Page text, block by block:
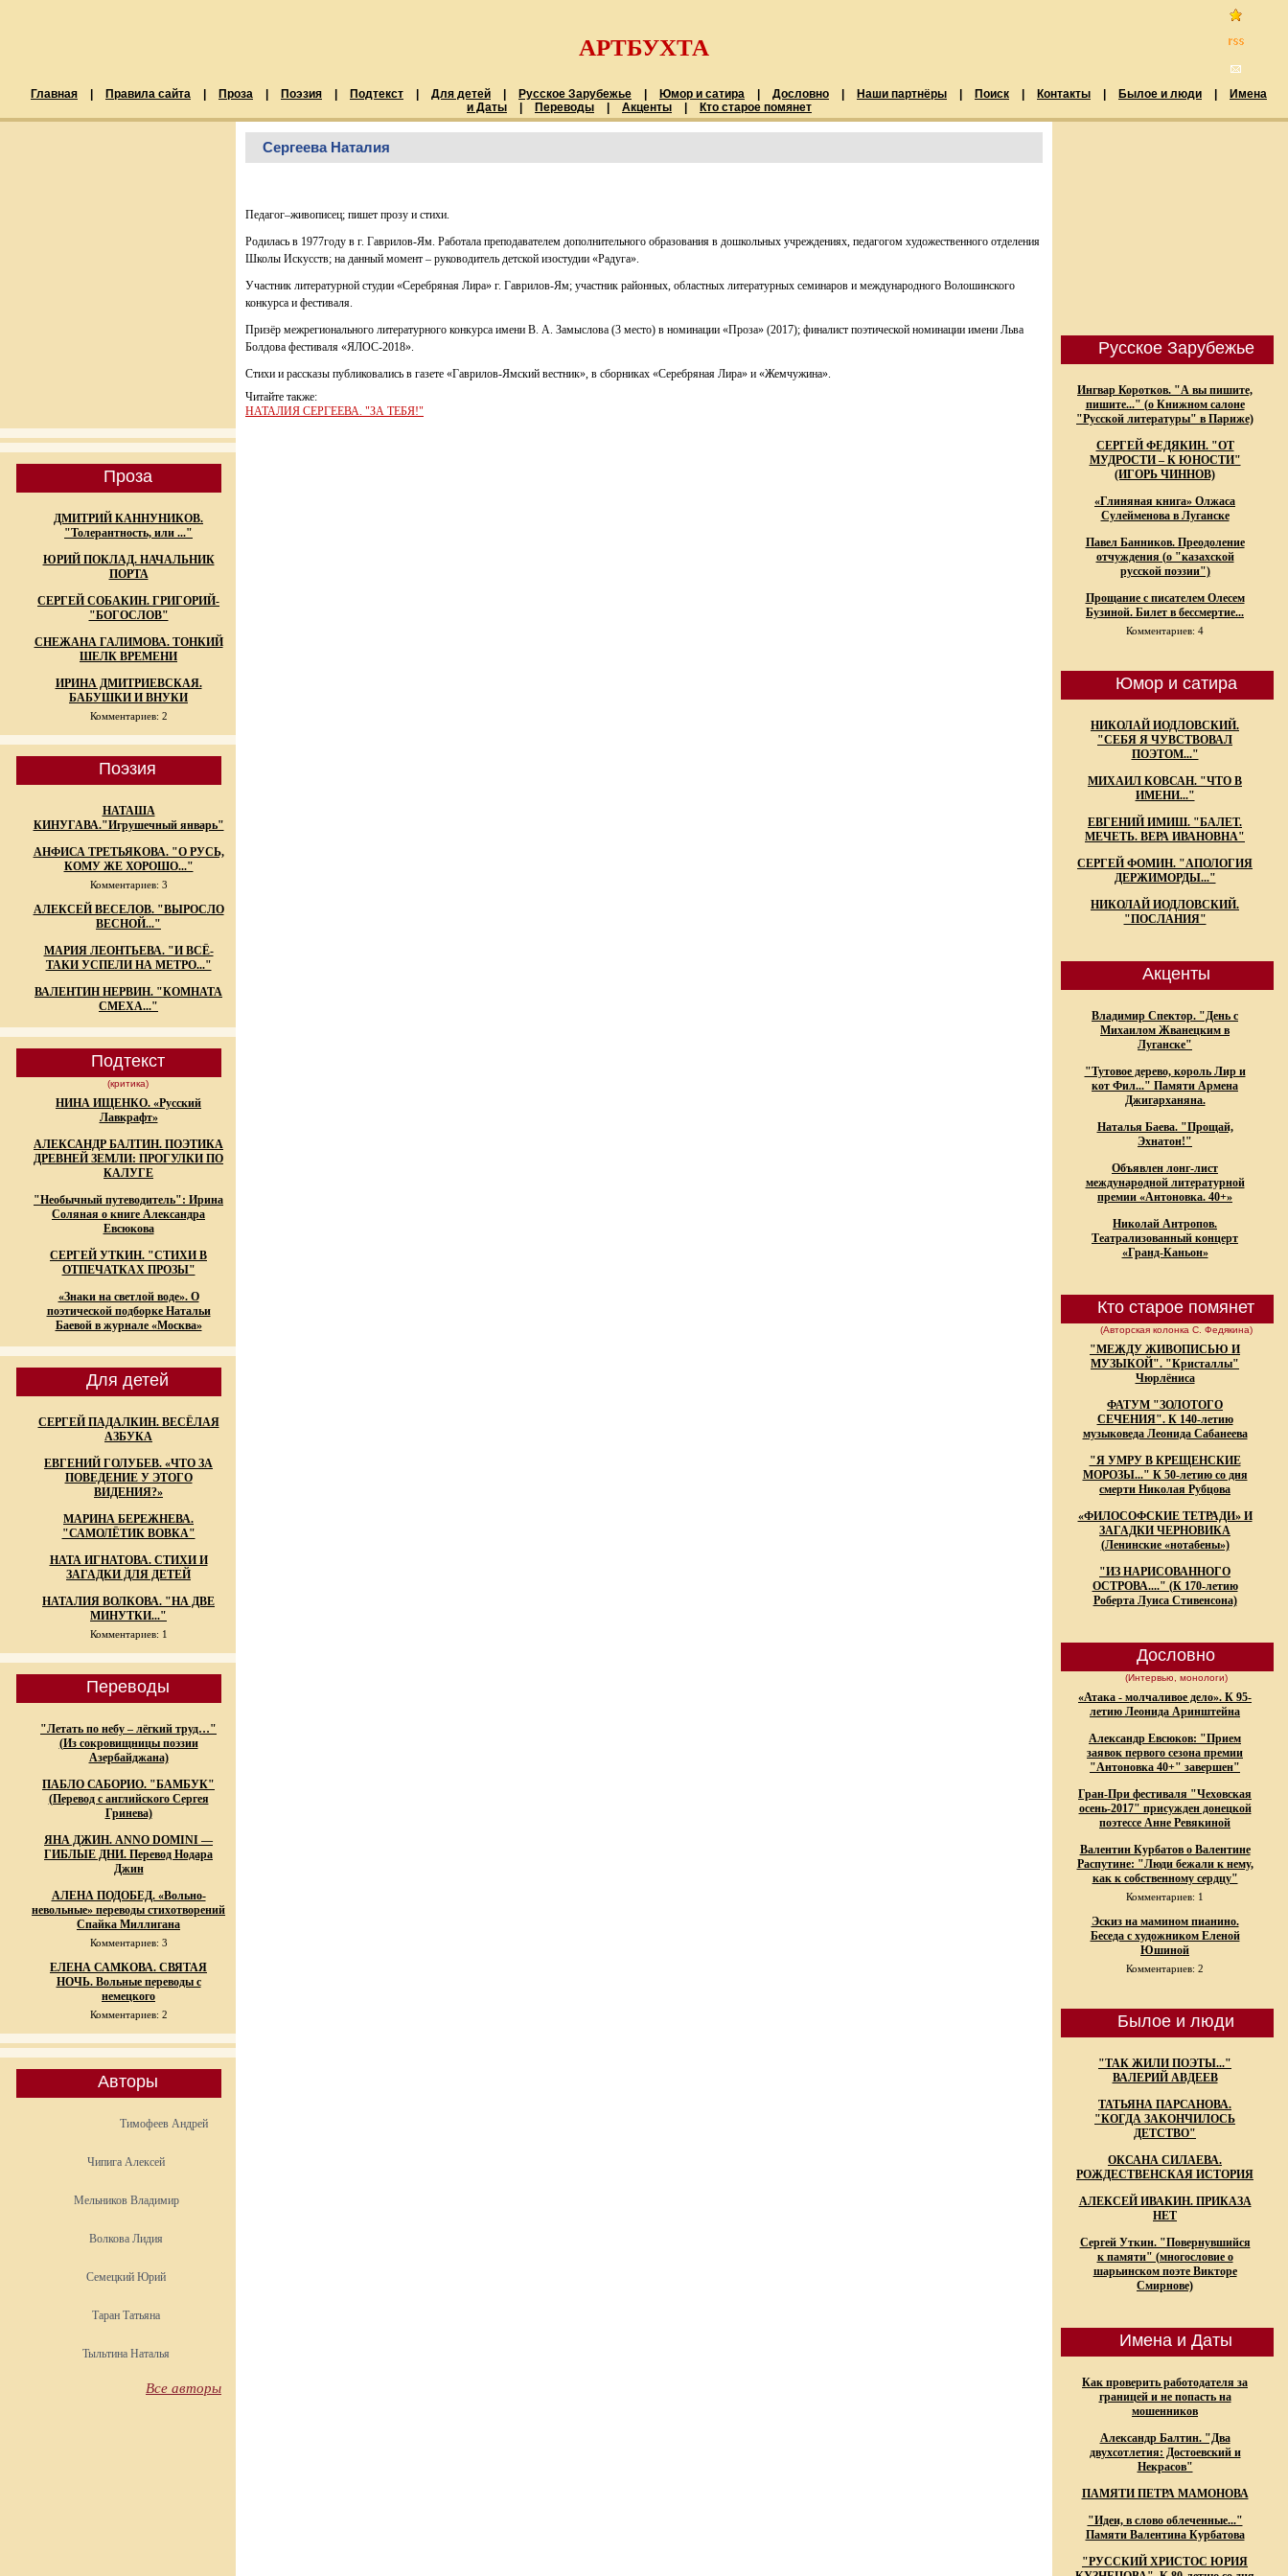
АРТБУХТА
Главная Правила сайта Проза Поэзия Подтекст Для детей Русское Зарубежье Юмор и сатира Дословно Наши партнёры Поиск Контакты Былое и люди
Имена
и Даты
Переводы Акценты Кто старое помянет
Проза
ДМИТРИЙ КАННУНИКОВ.
"Толерантность, или ..."
ЮРИЙ ПОКЛАД. НАЧАЛЬНИК
ПОРТА
СЕРГЕЙ СОБАКИН. ГРИГОРИЙ-
"БОГОСЛОВ"
СНЕЖАНА ГАЛИМОВА. ТОНКИЙ
ШЕЛК ВРЕМЕНИ
ИРИНА ДМИТРИЕВСКАЯ.
БАБУШКИ И ВНУКИ
Комментариев: 2
Поэзия
НАТАША
КИНУГАВА."Игрушечный январь"
АНФИСА ТРЕТЬЯКОВА. "О РУСЬ,
КОМУ ЖЕ ХОРОШО..."
Комментариев: 3
АЛЕКСЕЙ ВЕСЕЛОВ. "ВЫРОСЛО
ВЕСНОЙ..."
МАРИЯ ЛЕОНТЬЕВА. "И ВСЁ-
ТАКИ УСПЕЛИ НА МЕТРО..."
ВАЛЕНТИН НЕРВИН. "КОМНАТА
СМЕХА..."
Подтекст
(критика)
НИНА ИЩЕНКО. «Русский
Лавкрафт»
АЛЕКСАНДР БАЛТИН. ПОЭТИКА
ДРЕВНЕЙ ЗЕМЛИ: ПРОГУЛКИ ПО
КАЛУГЕ
"Необычный путеводитель": Ирина
Соляная о книге Александра
Евсюкова
СЕРГЕЙ УТКИН. "СТИХИ В
ОТПЕЧАТКАХ ПРОЗЫ"
«Знаки на светлой воде». О
поэтической подборке Натальи
Баевой в журнале «Москва»
Для детей
СЕРГЕЙ ПАДАЛКИН. ВЕСЁЛАЯ
АЗБУКА
ЕВГЕНИЙ ГОЛУБЕВ. «ЧТО ЗА
ПОВЕДЕНИЕ У ЭТОГО
ВИДЕНИЯ?»
МАРИНА БЕРЕЖНЕВА.
"САМОЛЁТИК ВОВКА"
НАТА ИГНАТОВА. СТИХИ И
ЗАГАДКИ ДЛЯ ДЕТЕЙ
НАТАЛИЯ ВОЛКОВА. "НА ДВЕ
МИНУТКИ..."
Комментариев: 1
Переводы
"Летать по небу – лёгкий труд…"
(Из сокровищницы поэзии
Азербайджана)
ПАБЛО САБОРИО. "БАМБУК"
(Перевод с английского Сергея
Гринева)
ЯНА ДЖИН. ANNO DOMINI —
ГИБЛЫЕ ДНИ. Перевод Нодара
Джин
АЛЕНА ПОДОБЕД. «Вольно-
невольные» переводы стихотворений
Спайка Миллигана
Комментариев: 3
ЕЛЕНА САМКОВА. СВЯТАЯ
НОЧЬ. Вольные переводы с
немецкого
Комментариев: 2
Авторы
Тимофеев Андрей
Чипига Алексей
Мельников Владимир
Волкова Лидия
Семецкий Юрий
Таран Татьяна
Тыльтина Наталья
Все авторы
Сергеева Наталия
Педагог–живописец; пишет прозу и стихи.
Родилась в 1977году в г. Гаврилов-Ям. Работала преподавателем дополнительного образования в дошкольных учреждениях, педагогом художественного отделения
Школы Искусств; на данный момент – руководитель детской изостудии «Радуга».
Участник литературной студии «Серебряная Лира» г. Гаврилов-Ям; участник районных, областных литературных семинаров и международного Волошинского
конкурса и фестиваля.
Призёр межрегионального литературного конкурса имени В. А. Замыслова (3 место) в номинации «Проза» (2017); финалист поэтической номинации имени Льва
Болдова фестиваля «ЯЛОС-2018».
Стихи и рассказы публиковались в газете «Гаврилов-Ямский вестник», в сборниках «Серебряная Лира» и «Жемчужина».
Читайте также:
НАТАЛИЯ СЕРГЕЕВА. "ЗА ТЕБЯ!"
Русское Зарубежье
Ингвар Коротков. "А вы пишите,
пишите..." (о Книжном салоне
"Русской литературы" в Париже)
СЕРГЕЙ ФЕДЯКИН. "ОТ
МУДРОСТИ – К ЮНОСТИ"
(ИГОРЬ ЧИННОВ)
«Глиняная книга» Олжаса
Сулейменова в Луганске
Павел Банников. Преодоление
отчуждения (о "казахской
русской поэзии")
Прощание с писателем Олесем
Бузиной. Билет в бессмертие...
Комментариев: 4
Юмор и сатира
НИКОЛАЙ ИОДЛОВСКИЙ.
"СЕБЯ Я ЧУВСТВОВАЛ
ПОЭТОМ..."
МИХАИЛ КОВСАН. "ЧТО В
ИМЕНИ..."
ЕВГЕНИЙ ИМИШ. "БАЛЕТ.
МЕЧЕТЬ. ВЕРА ИВАНОВНА"
СЕРГЕЙ ФОМИН. "АПОЛОГИЯ
ДЕРЖИМОРДЫ..."
НИКОЛАЙ ИОДЛОВСКИЙ.
"ПОСЛАНИЯ"
Акценты
Владимир Спектор. "День с
Михаилом Жванецким в
Луганске"
"Тутовое дерево, король Лир и
кот Фил..." Памяти Армена
Джигарханяна.
Наталья Баева. "Прощай,
Эхнатон!"
Объявлен лонг-лист
международной литературной
премии «Антоновка. 40+»
Николай Антропов.
Театрализованный концерт
«Гранд-Каньон»
Кто старое помянет
(Авторская колонка С. Федякина)
"МЕЖДУ ЖИВОПИСЬЮ И
МУЗЫКОЙ". "Кристаллы"
Чюрлёниса
ФАТУМ "ЗОЛОТОГО
СЕЧЕНИЯ". К 140-летию
музыковеда Леонида Сабанеева
"Я УМРУ В КРЕЩЕНСКИЕ
МОРОЗЫ..." К 50-летию со дня
смерти Николая Рубцова
«ФИЛОСОФСКИЕ ТЕТРАДИ» И
ЗАГАДКИ ЧЕРНОВИКА
(Ленинские «нотабены»)
"ИЗ НАРИСОВАННОГО
ОСТРОВА...." (К 170-летию
Роберта Луиса Стивенсона)
Дословно
(Интервью, монологи)
«Атака - молчаливое дело». К 95-
летию Леонида Аринштейна
Александр Евсюков: "Прием
заявок первого сезона премии
"Антоновка 40+" завершен"
Гран-При фестиваля "Чеховская
осень-2017" присужден донецкой
поэтессе Анне Ревякиной
Валентин Курбатов о Валентине
Распутине: "Люди бежали к нему,
как к собственному сердцу"
Комментариев: 1
Эскиз на мамином пианино.
Беседа с художником Еленой
Юшиной
Комментариев: 2
Былое и люди
"ТАК ЖИЛИ ПОЭТЫ..."
ВАЛЕРИЙ АВДЕЕВ
ТАТЬЯНА ПАРСАНОВА.
"КОГДА ЗАКОНЧИЛОСЬ
ДЕТСТВО"
ОКСАНА СИЛАЕВА.
РОЖДЕСТВЕНСКАЯ ИСТОРИЯ
АЛЕКСЕЙ ИВАКИН. ПРИКАЗА
НЕТ
Сергей Уткин. "Повернувшийся
к памяти" (многословие о
шарьинском поэте Викторе
Смирнове)
Имена и Даты
Как проверить работодателя за
границей и не попасть на
мошенников
Александр Балтин. "Два
двухсотлетия: Достоевский и
Некрасов"
ПАМЯТИ ПЕТРА МАМОНОВА
"Идеи, в слово облеченные..."
Памяти Валентина Курбатова
"РУССКИЙ ХРИСТОС ЮРИЯ